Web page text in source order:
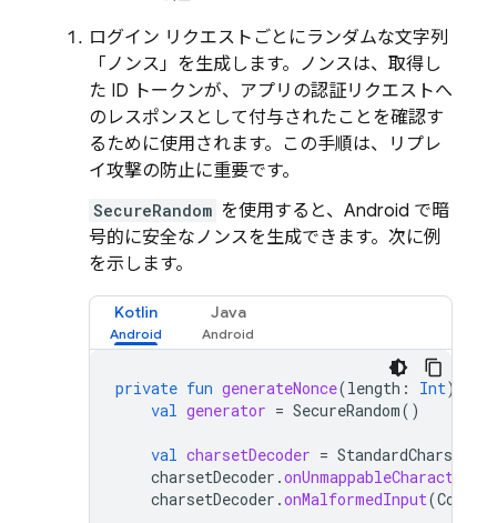
ログイン リクエストごとにランダムな文字列
「ノンス」を生成します。ノンスは、取得し
た ID トークンが、アプリの認証リクエストへ
のレスポンスとして付与されたことを確認す
るために使用されます。この手順は、リプレ
イ攻撃の防止に重要です。
SecureRandom を使用すると、Android で暗
号的に安全なノンスを生成できます。次に例
を示します。
Kotlin Java
private fun generateNonce(length : Int):
val generator = SecureRandom()
val charsetDecoder = StandardCharsets
charsetDecoder .onUnmappableCharacter
charsetDecoder .onMalformedInput(